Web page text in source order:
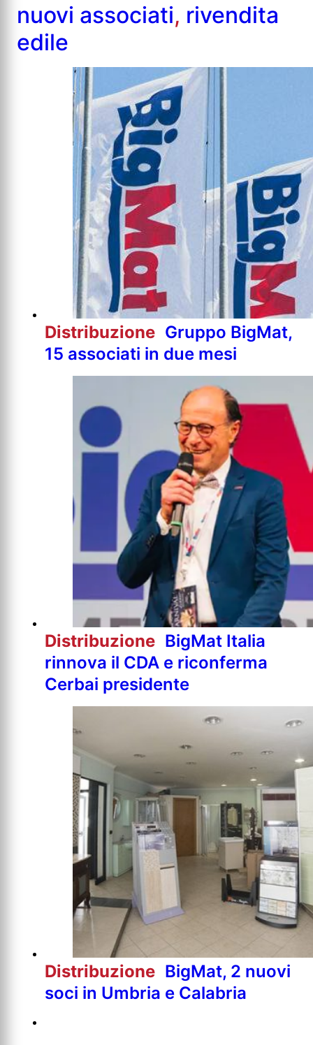
nuovi associati, rivendita
edile
Distribuzione Gruppo BigMat,
15 associati in due mesi
Distribuzione BigMat Italia
rinnova il CDA e riconferma
Cerbai presidente
Distribuzione BigMat, 2 nuovi
soci in Umbria e Calabria